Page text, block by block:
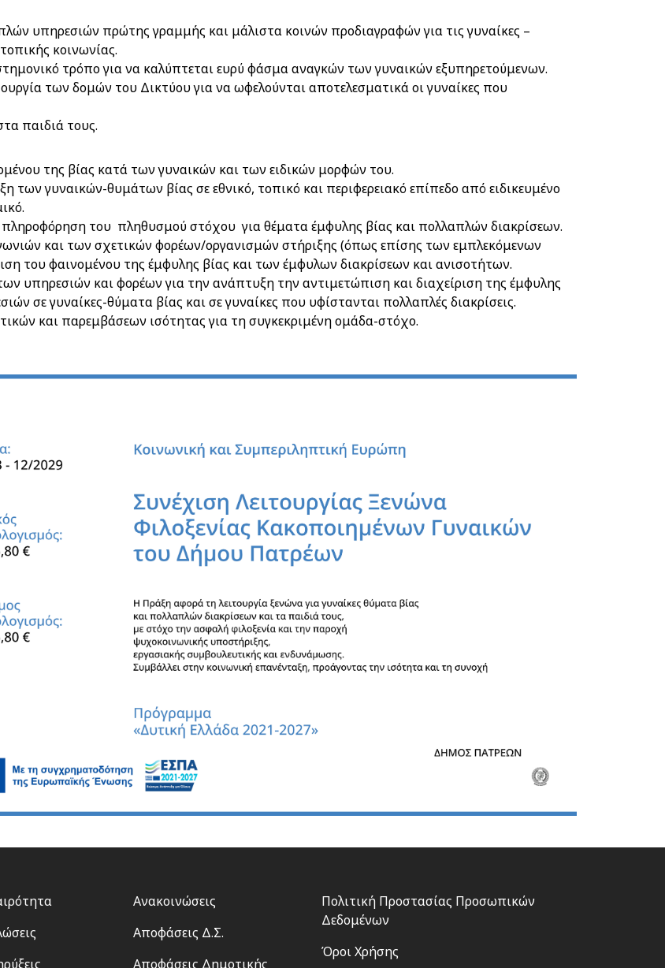
υπηρεσιών πρώτης γραμμής και μάλιστα κοινών προδιαγραφών για τις γυναίκες –
κοινωνίας.
τρόπο για να καλύπτεται ευρύ φάσμα αναγκών των γυναικών εξυπηρετούμενων.
των δομών του Δικτύου για να ωφελούνται αποτελεσματικά οι γυναίκες που
παιδιά τους.
της βίας κατά των γυναικών και των ειδικών μορφών του.
των γυναικών-θυμάτων βίας σε εθνικό, τοπικό και περιφερειακό επίπεδο από ειδικευμένο
πληροφόρηση του πληθυσμού στόχου για θέματα έμφυλης βίας και πολλαπλών διακρίσεων.
και των σχετικών φορέων/οργανισμών στήριξης (όπως επίσης των εμπλεκόμενων
του φαινομένου της έμφυλης βίας και των έμφυλων διακρίσεων και ανισοτήτων.
υπηρεσιών και φορέων για την ανάπτυξη την αντιμετώπιση και διαχείριση της έμφυλης
σε γυναίκες-θύματα βίας και σε γυναίκες που υφίστανται πολλαπλές διακρίσεις.
και παρεμβάσεων ισότητας για τη συγκεκριμένη ομάδα-στόχο.
Footer
Ανακοινώσεις
Αποφάσεις Δ.Σ.
Αποφάσεις Δημοτικής
Footer
Πολιτική Προστασίας Προσωπικών
Δεδομένων
Όροι Χρήσης